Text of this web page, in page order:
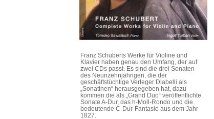
Franz Schuberts Werke für Violine und
Klavier haben genau den Umfang, der auf
zwei CDs passt. Es sind die drei Sonaten
des Neunzehnjährigen, die der
geschäftstüchtige Verleger Diabelli als
„Sonatinen“ herausgegeben hat, dazu
kommen die als „Grand Duo“ veröffentlichte
Sonate A-Dur, das h-Moll-Rondo und die
bedeutende C-Dur-Fantasie aus dem Jahr
1827.